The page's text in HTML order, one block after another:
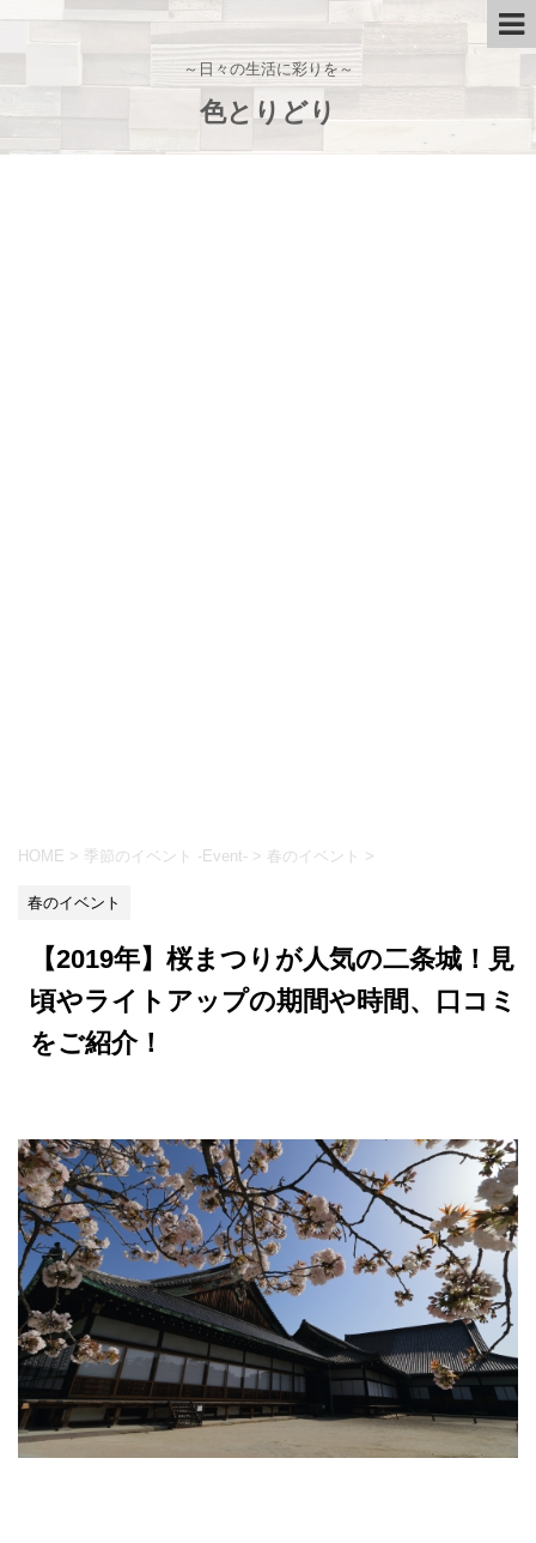
～日々の生活に彩りを～
色とりどり
HOME > 季節のイベント -Event- > 春のイベント >
春のイベント
【2019年】桜まつりが人気の二条城！見
頃やライトアップの期間や時間、口コミ
をご紹介！